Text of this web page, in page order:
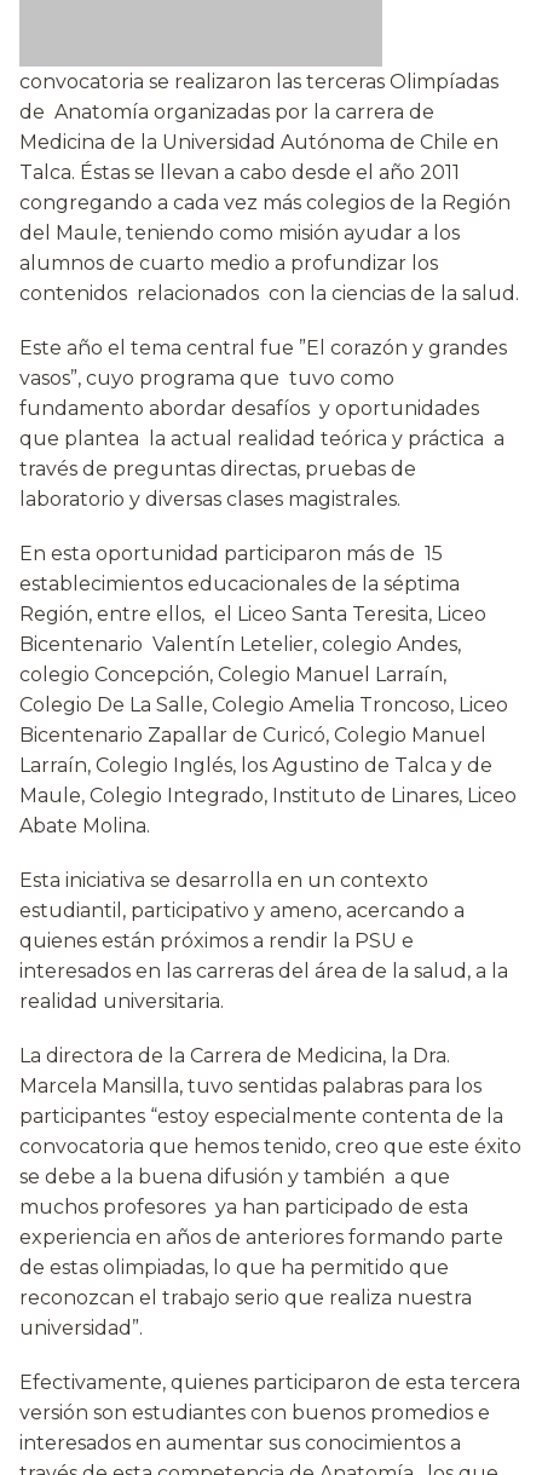
convocatoria se realizaron las terceras Olimpíadas
de Anatomía organizadas por la carrera de
Medicina de la Universidad Autónoma de Chile en
Talca. Éstas se llevan a cabo desde el año 2011
congregando a cada vez más colegios de la Región
del Maule, teniendo como misión ayudar a los
alumnos de cuarto medio a profundizar los
contenidos relacionados con la ciencias de la salud.
Este año el tema central fue ”El corazón y grandes
vasos”, cuyo programa que tuvo como
fundamento abordar desafíos y oportunidades
que plantea la actual realidad teórica y práctica a
través de preguntas directas, pruebas de
laboratorio y diversas clases magistrales.
En esta oportunidad participaron más de 15
establecimientos educacionales de la séptima
Región, entre ellos, el Liceo Santa Teresita, Liceo
Bicentenario Valentín Letelier, colegio Andes,
colegio Concepción, Colegio Manuel Larraín,
Colegio De La Salle, Colegio Amelia Troncoso, Liceo
Bicentenario Zapallar de Curicó, Colegio Manuel
Larraín, Colegio Inglés, los Agustino de Talca y de
Maule, Colegio Integrado, Instituto de Linares, Liceo
Abate Molina.
Esta iniciativa se desarrolla en un contexto
estudiantil, participativo y ameno, acercando a
quienes están próximos a rendir la PSU e
interesados en las carreras del área de la salud, a la
realidad universitaria.
La directora de la Carrera de Medicina, la Dra.
Marcela Mansilla, tuvo sentidas palabras para los
participantes “estoy especialmente contenta de la
convocatoria que hemos tenido, creo que este éxito
se debe a la buena difusión y también a que
muchos profesores ya han participado de esta
experiencia en años de anteriores formando parte
de estas olimpiadas, lo que ha permitido que
reconozcan el trabajo serio que realiza nuestra
universidad”.
Efectivamente, quienes participaron de esta tercera
versión son estudiantes con buenos promedios e
interesados en aumentar sus conocimientos a